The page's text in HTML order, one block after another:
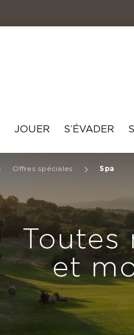
JOUER S’ÉVADER
Offres spéciales Spa
Toutes
et